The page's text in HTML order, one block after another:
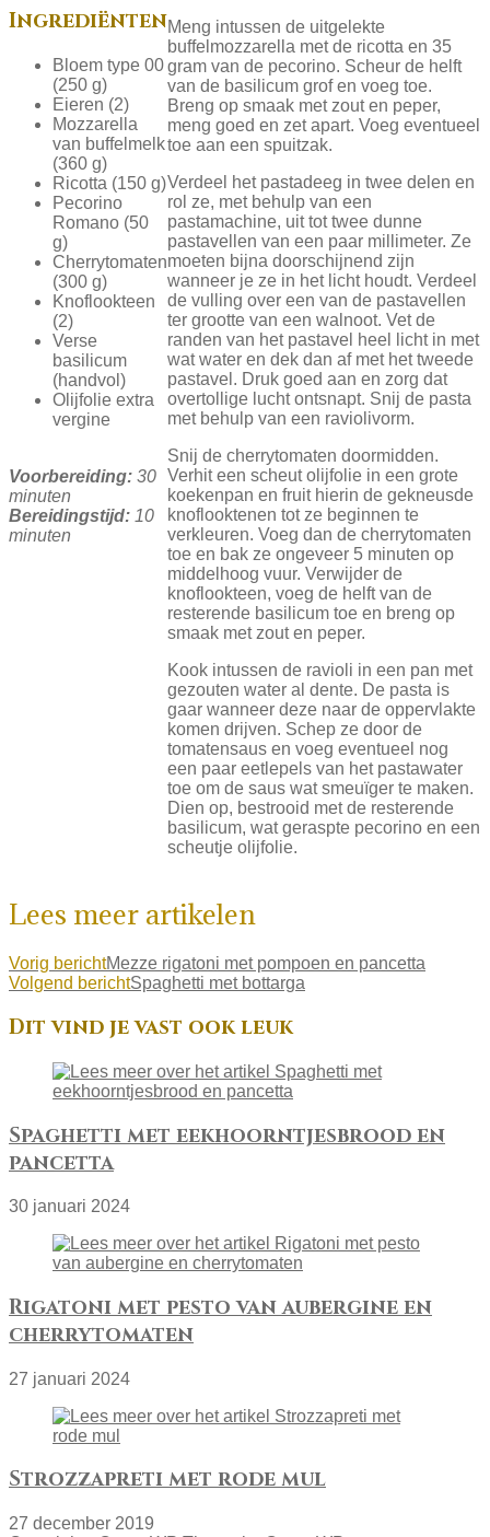
Ingrediënten
Bloem type 00
(250 g)
Eieren (2)
Mozzarella
van buffelmelk
(360 g)
Ricotta (150 g)
Pecorino
Romano (50
g)
Cherrytomaten
(300 g)
Knoflookteen
(2)
Verse
basilicum
(handvol)
Olijfolie extra
vergine
Voorbereiding: 30
minuten
Bereidingstijd: 10
minuten
Meng intussen de uitgelekte
buffelmozzarella met de ricotta en 35
gram van de pecorino. Scheur de helft
van de basilicum grof en voeg toe.
Breng op smaak met zout en peper,
meng goed en zet apart. Voeg eventueel
toe aan een spuitzak.
Verdeel het pastadeeg in twee delen en
rol ze, met behulp van een
pastamachine, uit tot twee dunne
pastavellen van een paar millimeter. Ze
moeten bijna doorschijnend zijn
wanneer je ze in het licht houdt. Verdeel
de vulling over een van de pastavellen
ter grootte van een walnoot. Vet de
randen van het pastavel heel licht in met
wat water en dek dan af met het tweede
pastavel. Druk goed aan en zorg dat
overtollige lucht ontsnapt. Snij de pasta
met behulp van een raviolivorm.
Snij de cherrytomaten doormidden.
Verhit een scheut olijfolie in een grote
koekenpan en fruit hierin de gekneusde
knoflooktenen tot ze beginnen te
verkleuren. Voeg dan de cherrytomaten
toe en bak ze ongeveer 5 minuten op
middelhoog vuur. Verwijder de
knoflookteen, voeg de helft van de
resterende basilicum toe en breng op
smaak met zout en peper.
Kook intussen de ravioli in een pan met
gezouten water al dente. De pasta is
gaar wanneer deze naar de oppervlakte
komen drijven. Schep ze door de
tomatensaus en voeg eventueel nog
een paar eetlepels van het pastawater
toe om de saus wat smeuïger te maken.
Dien op, bestrooid met de resterende
basilicum, wat geraspte pecorino en een
scheutje olijfolie.
Lees meer artikelen
Vorig berichtMezze rigatoni met pompoen en pancetta
Volgend berichtSpaghetti met bottarga
Dit vind je vast ook leuk
Spaghetti met eekhoorntjesbrood en
pancetta
30 januari 2024
Rigatoni met pesto van aubergine en
cherrytomaten
27 januari 2024
Strozzapreti met rode mul
27 december 2019